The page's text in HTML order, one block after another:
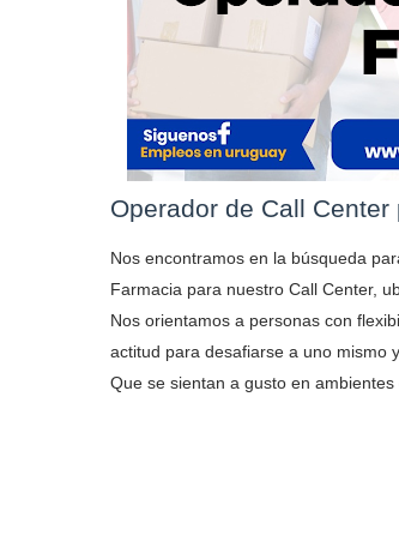
Operador de Call
Nos encontramos en la búsqueda
Farmacia para nuestro Call Center,
Nos orientamos a personas con
actitud para desafiarse a uno mismo
Que se sientan a gusto en